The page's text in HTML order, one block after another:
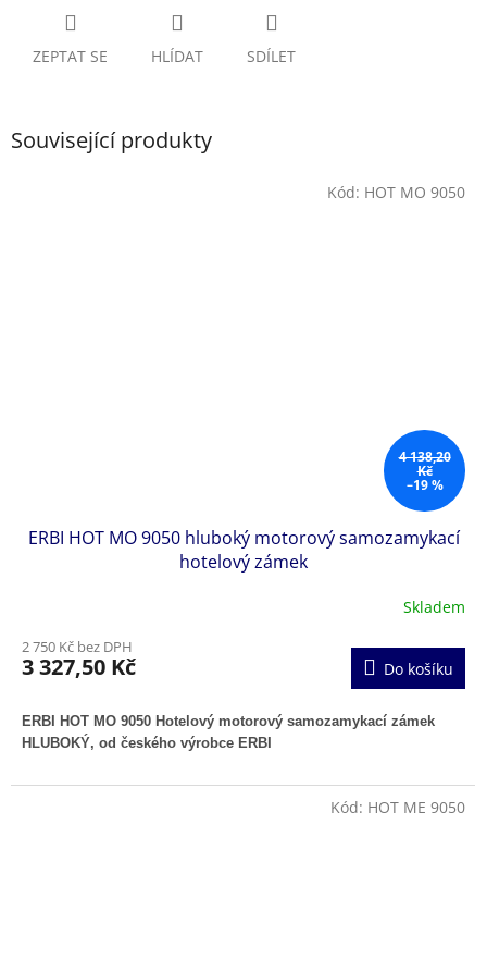
ZEPTAT SE HLÍDAT SDÍLET
Související produkty
4 138,20
Kč
–19 %
ERBI HOT MO 9050 hluboký motorový samozamykací
hotelový zámek
Skladem
2 750 Kč bez DPH
3 327,50 Kč Do košíku
ERBI HOT MO 9050 Hotelový motorový samozamykací zámek
HLUBOKÝ, od českého výrobce ERBI
Kód: HOT MO 9050
Kód: HOT ME 9050